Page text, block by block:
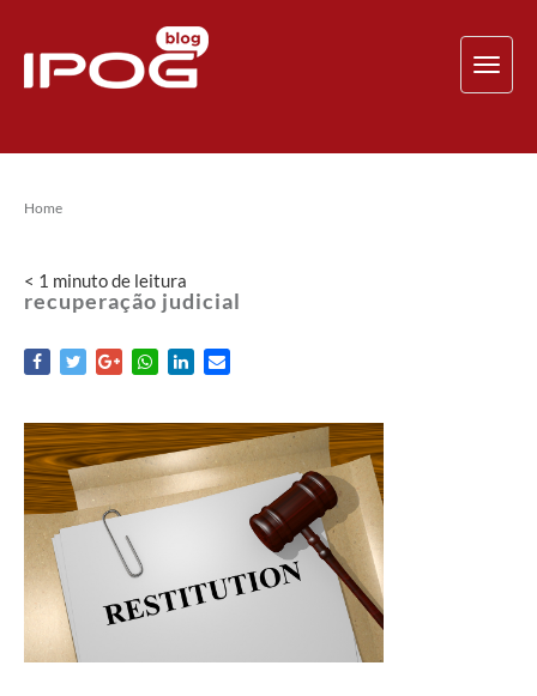
Home
< 1 minutode leitura
recuperação judicial